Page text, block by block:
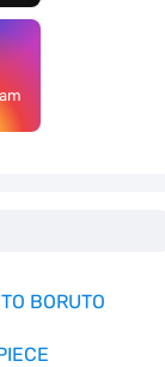
BORUTO